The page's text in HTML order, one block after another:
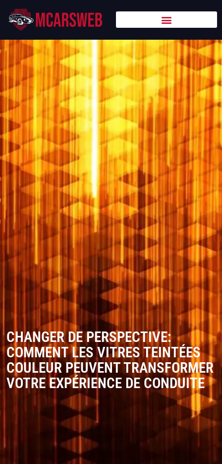
CHANGER DE PERSPECTIVE:
COMMENT LES VITRES TEINTÉES
COULEUR PEUVENT TRANSFORMER
VOTRE EXPÉRIENCE DE CONDUITE